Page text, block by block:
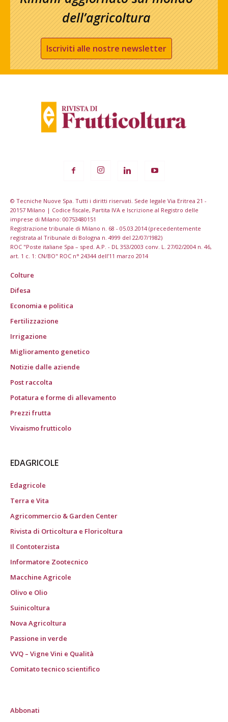
dell’agricoltura
Iscriviti alle nostre newsletter
© Tecniche Nuove Spa. Tutti i diritti riservati. Sede legale Via Eritrea 21 -
20157 Milano | Codice fiscale, Partita IVA e Iscrizione al Registro delle
imprese di Milano: 00753480151
Registrazione tribunale di Milano n. 68 - 05.03.2014 (precedentemente
registrata al Tribunale di Bologna n. 4999 del 22/07/1982)
ROC "Poste italiane Spa – sped. A.P. - DL 353/2003 conv. L. 27/02/2004 n. 46,
art. 1 c. 1: CN/BO" ROC n° 24344 dell’11 marzo 2014
Colture
Difesa
Economia e politica
Fertilizzazione
Irrigazione
Miglioramento genetico
Notizie dalle aziende
Post raccolta
Potatura e forme di allevamento
Prezzi frutta
Vivaismo frutticolo
EDAGRICOLE
Edagricole
Terra e Vita
Agricommercio & Garden Center
Rivista di Orticoltura e Floricoltura
Il Contoterzista
Informatore Zootecnico
Macchine Agricole
Olivo e Olio
Suinicoltura
Nova Agricoltura
Passione in verde
VVQ – Vigne Vini e Qualità
Comitato tecnico scientifico
Abbonati